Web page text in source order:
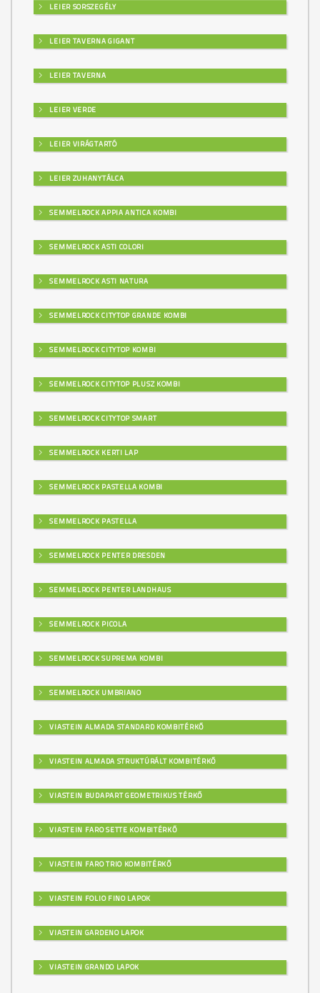
LEIER SORSZEGÉLY
LEIER TAVERNA GIGANT
LEIER TAVERNA
LEIER VERDE
LEIER VIRÁGTARTÓ
LEIER ZUHANYTÁLCA
SEMMELROCK APPIA ANTICA KOMBI
SEMMELROCK ASTI COLORI
SEMMELROCK ASTI NATURA
SEMMELROCK CITYTOP GRANDE KOMBI
SEMMELROCK CITYTOP KOMBI
SEMMELROCK CITYTOP PLUSZ KOMBI
SEMMELROCK CITYTOP SMART
SEMMELROCK KERTI LAP
SEMMELROCK PASTELLA KOMBI
SEMMELROCK PASTELLA
SEMMELROCK PENTER DRESDEN
SEMMELROCK PENTER LANDHAUS
SEMMELROCK PICOLA
SEMMELROCK SUPREMA KOMBI
SEMMELROCK UMBRIANO
VIASTEIN ALMADA STANDARD KOMBITÉRKŐ
VIASTEIN ALMADA STRUKTÚRÁLT KOMBITÉRKŐ
VIASTEIN BUDAPART GEOMETRIKUS TÉRKŐ
VIASTEIN FARO SETTE KOMBITÉRKŐ
VIASTEIN FARO TRIO KOMBITÉRKŐ
VIASTEIN FOLIO FINO LAPOK
VIASTEIN GARDENO LAPOK
VIASTEIN GRANDO LAPOK